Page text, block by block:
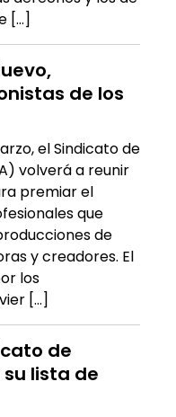
[…]
de los
el Sindicato de
volverá a reunir
premiar el
que
de
y creadores. El
los
[…]
de
lista de